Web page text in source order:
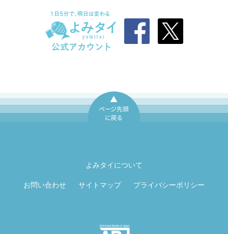
よみタイについて
お問い合わせ サイトマップ プライバシーポリシー